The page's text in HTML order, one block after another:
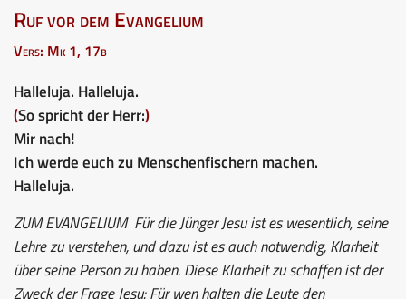
Ruf vor dem Evangelium
Vers: Mk 1, 17b
Halleluja. Halleluja.
(So spricht der Herr:)
Mir nach!
Ich werde euch zu Menschenfischern machen.
Halleluja.
ZUM EVANGELIUMFür die Jünger Jesu ist es wesentlich, seine
Lehre zu verstehen, und dazu ist es auch notwendig, Klarheit
über seine Person zu haben. Diese Klarheit zu schaffen ist der
Zweck der Frage Jesu: Für wen halten die Leute den